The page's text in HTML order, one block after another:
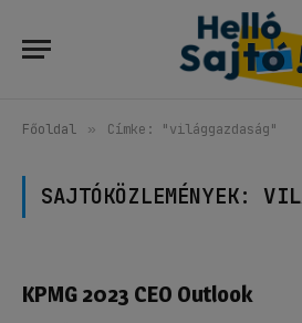
Főoldal » Címke: "világgazdaság"
SAJTÓKÖZLEMÉNYEK:
KPMG 2023 CEO Outlook